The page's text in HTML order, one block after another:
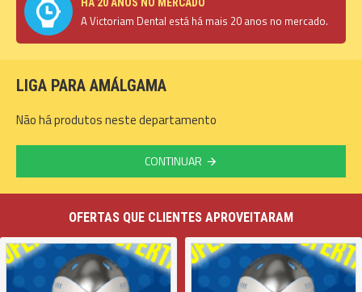
A Victoriam Dental está há mais 20 anos no mercado.
LIGA PARA AMÁLGAMA
Não há produtos neste departamento
CONTINUAR
OFERTAS QUE CLIENTES APROVEITARAM